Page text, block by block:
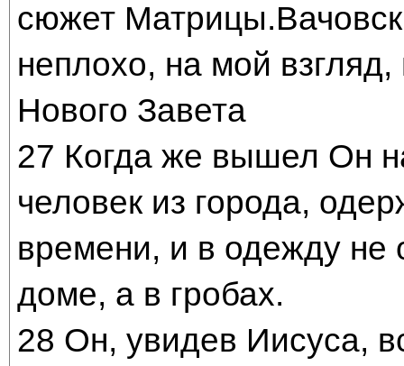
сюжет
неплохо, на мой
Нового Завета
27 Когда же вышел Он
человек из города,
времени, и в одежду
доме, а в гробах.
28 Он, увидев Иисуса,